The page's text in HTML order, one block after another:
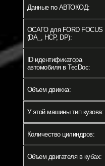
Данные по АВТОКОД:
ОСАГО для FORD FOCUS II
(DA_, HCP, DP):
ID идентификатора
автомобиля в TecDoc:
Объем движка:
У этой машины тип кузова:
Количество цилиндров:
Объем двигателя в кубах: